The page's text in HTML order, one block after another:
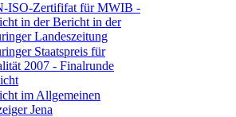
ISO-Zertififat für MWIB -
in der Bericht in der
Landeszeitung
Staatspreis für
2007 - Finalrunde
im Allgemeinen
Jena